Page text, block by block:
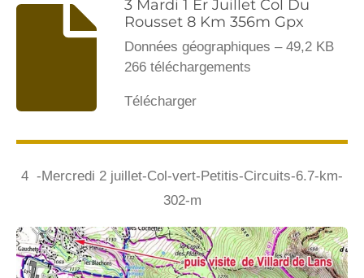
3 Mardi 1 Er Juillet Col Du
Rousset 8 Km 356m Gpx
Données géographiques – 49,2 KB
266 téléchargements
Télécharger
4 -Mercredi 2 juillet-Col-vert-Petitis-Circuits-6.7-km-
302-m